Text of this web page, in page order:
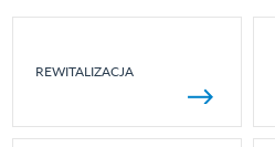
REWITALIZACJA